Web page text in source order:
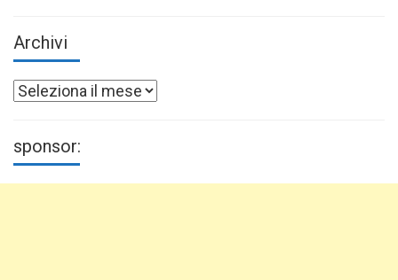
Archivi
Archivi
sponsor: